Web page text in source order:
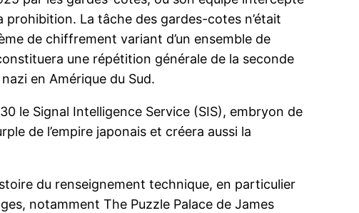
La tâche des gardes-cotes n’était
de chiffrement variant d’un ensemble de
une répétition générale de la seconde
en Amérique du Sud.
le Signal Intelligence Service (SIS), embryon de
de l’empire japonais et créera aussi la
du renseignement technique, en particulier
notamment The Puzzle Palace de James